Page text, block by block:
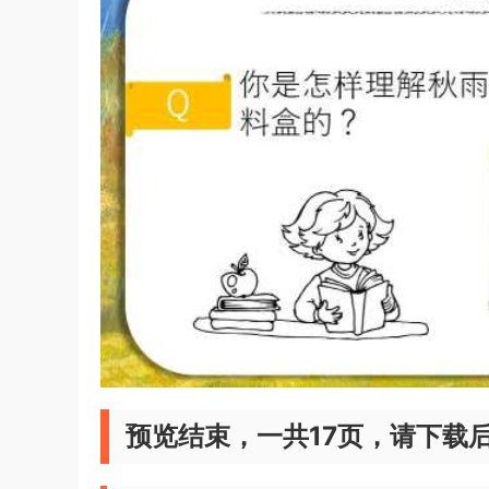
预览结束，一共17页，请下载